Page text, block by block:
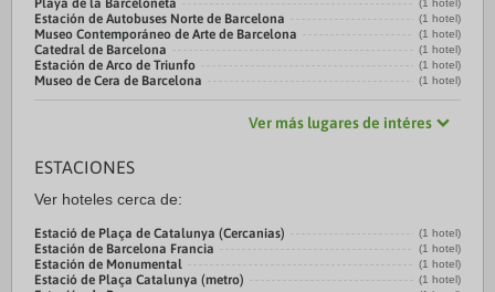
Playa de la Barceloneta (1 hotel)
Estación de Autobuses Norte de Barcelona (1 hotel)
Museo Contemporáneo de Arte de Barcelona (1 hotel)
Catedral de Barcelona (1 hotel)
Estación de Arco de Triunfo (1 hotel)
Museo de Cera de Barcelona (1 hotel)
Ver más lugares de intéres
ESTACIONES
Ver hoteles cerca de:
Estació de Plaça de Catalunya (Cercanias) (1 hotel)
Estación de Barcelona Francia (1 hotel)
Estación de Monumental (1 hotel)
Estació de Plaça Catalunya (metro) (1 hotel)